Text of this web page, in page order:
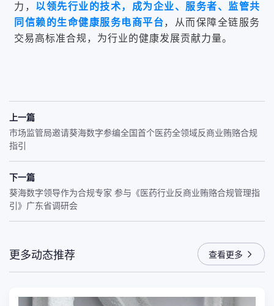
力， 以领先行业的技术，成为企业、服务者、监管共
同信赖的生命健康服务电商平台，从而保障全链服务
交易高标准合规，为行业的健康发展贡献力量。
上一篇
市场监管局邀请葵海数字参编全国首个医药全领域反商业贿赂合规
指引
下一篇
葵海数字领导作为合规专家 参与《医药行业反商业贿赂合规管理指
引》广东省调研会
更多动态推荐 查看更多